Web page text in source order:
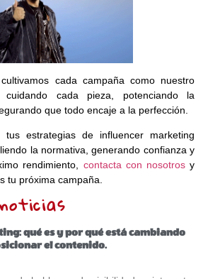
cada campaña como nuestro
cuidando cada pieza, potenciando la
que todo encaje a la perfección.
estrategias de influencer marketing
la normativa, generando confianza y
rendimiento, contacta con nosotros y
tu próxima campaña.
qué es y por qué está cambiando
el contenido.